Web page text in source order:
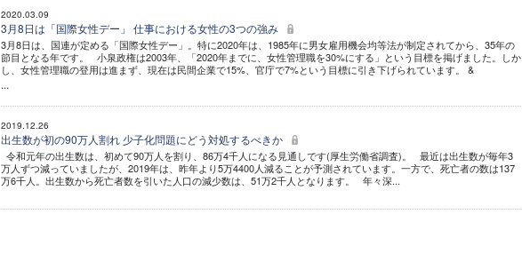
2020.03.09
3月8日は「国際女性デー」 仕事における女性の3つの強み
3月8日は、国連が定める「国際女性デー」。特に2020年は、1985年に男女雇用機会均等法が制定されてから、35年の
節目となる年です。 小泉政権は2003年、「2020年までに、女性管理職を30%にする」という目標を掲げました。しか
し、女性管理職の登用は進まず、現在は民間企業で15%、官庁で7%という目標に引き下げられています。 &
...
2019.12.26
出生数が初の90万人割れ 少子化問題にどう対処するべきか
令和元年の出生数は、初めて90万人を割り、86万4千人になる見通しです(厚生労働省調査)。 最近は出生数が毎年3
万人ずつ減っていましたが、2019年は、昨年より5万4400人減ることが予測されています。一方で、死亡者の数は137
万6千人。出生数から死亡者数を引いた人口の減少数は、51万2千人となります。 年々深...